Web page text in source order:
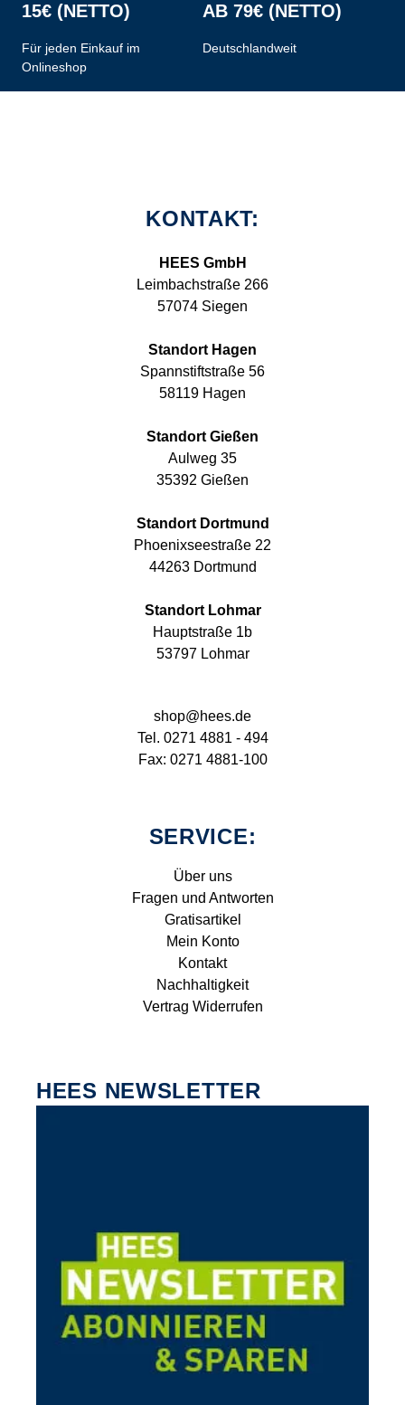
15€ (NETTO)
Für jeden Einkauf im
Onlineshop
AB 79€ (NETTO)
Deutschlandweit
KONTAKT:
HEES GmbH
Leimbachstraße 266
57074 Siegen
Standort Hagen
Spannstiftstraße 56
58119 Hagen
Standort Gießen
Aulweg 35
35392 Gießen
Standort Dortmund
Phoenixseestraße 22
44263 Dortmund
Standort Lohmar
Hauptstraße 1b
53797 Lohmar
shop@hees.de
Tel. 0271 4881 - 494
Fax: 0271 4881-100
SERVICE:
Über uns
Fragen und Antworten
Gratisartikel
Mein Konto
Kontakt
Nachhaltigkeit
Vertrag Widerrufen
HEES NEWSLETTER